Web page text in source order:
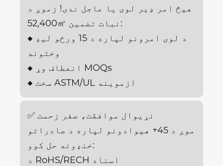
هیڅ امر ډیر لوی یا عاجل ندی! زموږ د
52,400㎡ نبات تضمین:
◆ د لوی امرونو لپاره د 15 ورځو لیډ
وختونه
◆ انعطاف وړ MOQs
◆ سخت ASTM/UL ازموینه
✅ نړیوال موافقت، صفر زحمت
موږ د 45+ هیوادونو لپاره د صادراتو
خنډونه حل کوو:
د RoHS/RECH اسناد